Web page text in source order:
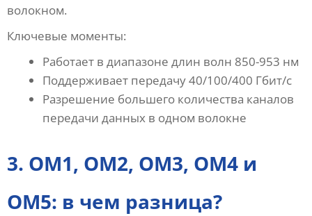
волокном.
Ключевые моменты:
Работает в диапазоне длин волн 850-953 нм
Поддерживает передачу 40/100/400 Гбит/с
Разрешение большего количества каналов
передачи данных в одном волокне
3. OM1, OM2, OM3, OM4 и
OM5: в чем разница?